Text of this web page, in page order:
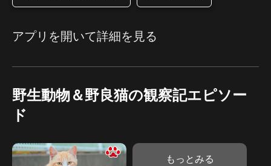
アプリを開いて詳細を見る
野生動物＆野良猫の観察記エピソー
ド
もっとみる